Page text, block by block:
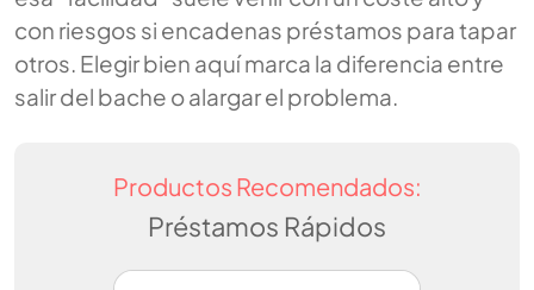
con riesgos si encadenas préstamos para tapar
otros. Elegir bien aquí marca la diferencia entre
salir del bache o alargar el problema.
Productos Recomendados:
Préstamos Rápidos